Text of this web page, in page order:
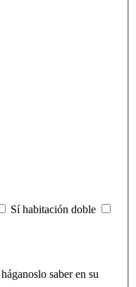
Sí habitación doble
saber en su